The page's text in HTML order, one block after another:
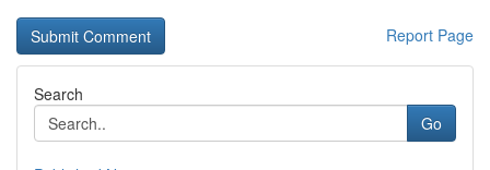
Report Page
Search
Go